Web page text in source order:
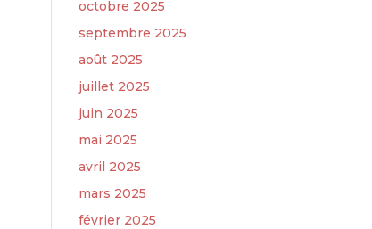
octobre 2025
septembre 2025
août 2025
juillet 2025
juin 2025
mai 2025
avril 2025
mars 2025
février 2025